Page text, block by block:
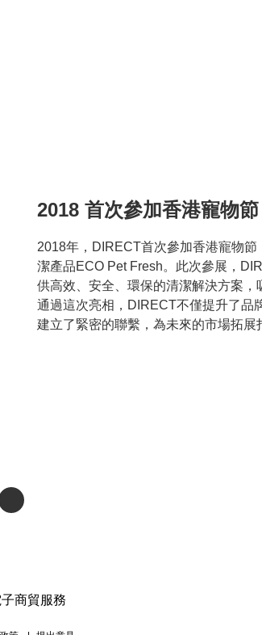
2018 首次參加香港寵物節
2018年，DIRECT首次參加香港寵物
潔產品ECO Pet Fresh。此次參展，
供高效、安全、環保的清潔解決方案，
通過這次亮相，DIRECT不僅提升了品
建立了緊密的聯繫，為未來的市場拓展
商貿服務